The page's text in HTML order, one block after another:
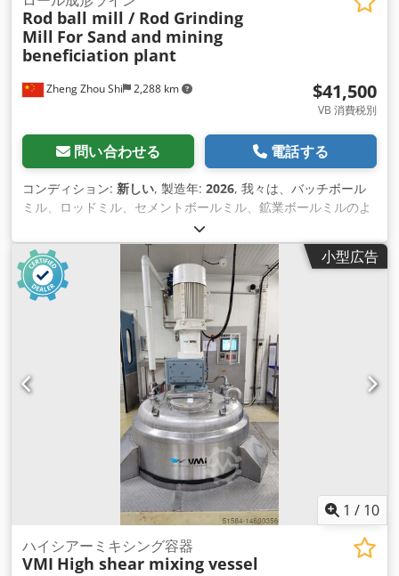
デザイン： - ローラーの表面は、平滑であるか、またはグリッ
プと粉砕作用を高めるために波形になっています。ローラーの
表面デザインの選択は、処理さ れる材料の特性によって決まり
砕と成形の効率が高いことで知られています。デュアルローラ
ー設計は、シングルローラー粉砕機と 比較して、より一貫性の
石、軟らかい岩石、鉱石、その他の骨材など、さまざまな材料
に使用できます。特に人工砂の製造に適しています。 8.粉塵と
騒音対策： - 一部のダブルローラクラッシャは、粉塵の排出を
抑制し、運転中の騒音を低減する機能を備えており、作業環境
ッシャーは、細骨材や人工砂の製造によく使用される。建設用
およびその他の用途の高品質砂の生産に使用されます 。 10.メ
ンテナンスと安全性： - 最適な性能を発揮するためには、定期
的なメンテナンスが不可欠です。緊急停止や安全ガードなどの
安全機能は、安全な運転を確保するために 組み込まれることが
多い。 11.モーターと駆動システム： - 強力なモーターと信頼
性の高い駆動システムは、ローラーの回転を駆動し、安定した
効率的な粉砕を行うために不可欠なコンポーネントです。 製砂
用ダブルローラークラッシャーの具体的な設計と機能は、モデ
ルやメーカーによって異なる場合があります。このタイプの機
器を選択また は使用する場合は、適切な操作とメンテナンスの
ためにメーカーのガイドラインと仕様を参照することが重要で
Zheng Zhou Shi 2,288 km
Rod ball mill / Rod Grinding
Mill For Sand and mining
beneficiation plant
$41,500
VB 消費税別
問い合わせる 電話する
コンディション: 新しい, 製造年: 2026, 我々は、バッチボール
ミル、ロッドミル、セメントボールミル、鉱業ボールミルのよ
うなボール粉砕機の様々な種類を持って、あなたの特定の 要件
に応じて、さらなる詳細については、私たちのチームに連絡す
ることを歓迎します。 Dsdpfxsq I Nw Is Actekr
小型広告
1 / 10
ハイシアーミキシング容器
VMI High shear mixing vessel